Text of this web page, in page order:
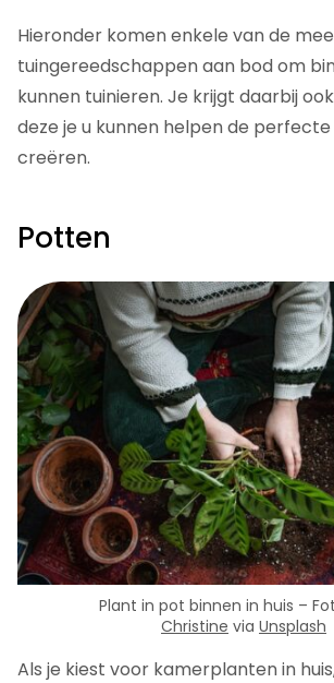
Hieronder komen enkele van de
tuingereedschappen aan bod om
kunnen tuinieren. Je krijgt daarbij
deze je u kunnen helpen de
creëren.
Potten
Plant in pot binnen in huis –
Christine via Unsplash
Als je kiest voor kamerplanten in